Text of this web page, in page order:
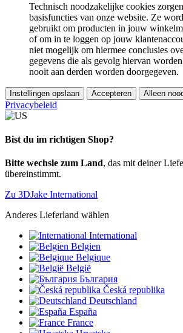
Technisch noodzakelijke cookies
basisfuncties van onze website. Ze
gebruikt om producten in jouw
of om in te loggen op jouw
niet mogelijk om hiermee conclusies
gegevens die als gevolg hiervan
nooit aan derden worden doorgegeven.
Instellingen opslaan Accepteren Alleen
Privacybeleid
Bist du im richtigen Shop?
Bitte wechsle zum Land, das mit deiner
übereinstimmt.
Zu 3DJake International
Anderes Lieferland wählen
International
Belgien
Belgique
België
България
Česká republika
Deutschland
España
France